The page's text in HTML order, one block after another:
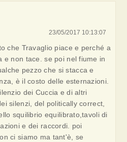
23/05/2017 10:13:07
che Travaglio piace e perché a
e non tace. se poi nel fiume in
pezzo che si stacca e
è il costo delle esternazioni.
dei Cuccia e di altri
silenzi, del politically correct,
squilibrio equilibrato,tavoli di
e dei raccordi. poi
ci siamo ma tant'è, se